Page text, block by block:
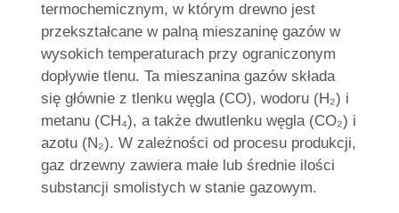
termochemicznym, w którym drewno jest
przekształcane w palną mieszaninę gazów w
wysokich temperaturach przy ograniczonym
dopływie tlenu. Ta mieszanina gazów składa
się głównie z tlenku węgla (CO), wodoru (H₂) i
metanu (CH₄), a także dwutlenku węgla (CO₂) i
azotu (N₂). W zależności od procesu produkcji,
gaz drzewny zawiera małe lub średnie ilości
substancji smolistych w stanie gazowym.